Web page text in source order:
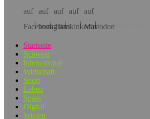
Hol dir die App!
Startseite
Schweiz
International
Wirtschaft
Sport
Leben
Spass
Digital
Wissen